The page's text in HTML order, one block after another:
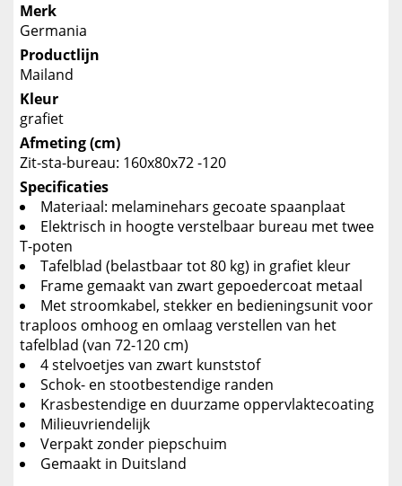
Merk
Germania
Productlijn
Mailand
Kleur
grafiet
Afmeting (cm)
Zit-sta-bureau: 160x80x72 -120
Specificaties
Materiaal: melaminehars gecoate spaanplaat
Elektrisch in hoogte verstelbaar bureau met twee
T-poten
Tafelblad (belastbaar tot 80 kg) in grafiet kleur
Frame gemaakt van zwart gepoedercoat metaal
Met stroomkabel, stekker en bedieningsunit voor
traploos omhoog en omlaag verstellen van het
tafelblad (van 72-120 cm)
4 stelvoetjes van zwart kunststof
Schok- en stootbestendige randen
Krasbestendige en duurzame oppervlaktecoating
Milieuvriendelijk
Verpakt zonder piepschuim
Gemaakt in Duitsland